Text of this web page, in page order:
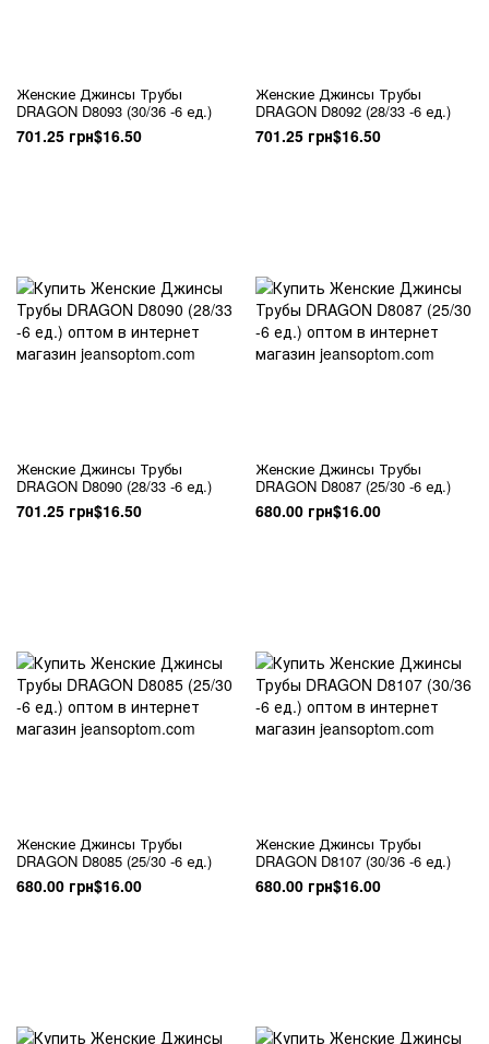
Женские Джинсы Трубы
DRAGON D8093 (30/36 -6 ед.)
701.25 грн$16.50
Женские Джинсы Трубы
DRAGON D8092 (28/33 -6 ед.)
701.25 грн$16.50
Женские Джинсы Трубы
DRAGON D8090 (28/33 -6 ед.)
701.25 грн$16.50
Женские Джинсы Трубы
DRAGON D8087 (25/30 -6 ед.)
680.00 грн$16.00
Женские Джинсы Трубы
DRAGON D8085 (25/30 -6 ед.)
680.00 грн$16.00
Женские Джинсы Трубы
DRAGON D8107 (30/36 -6 ед.)
680.00 грн$16.00